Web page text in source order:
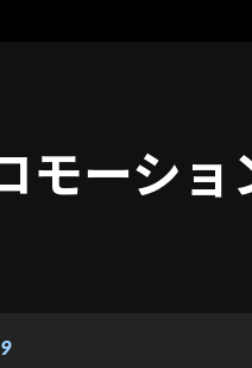
モーショ